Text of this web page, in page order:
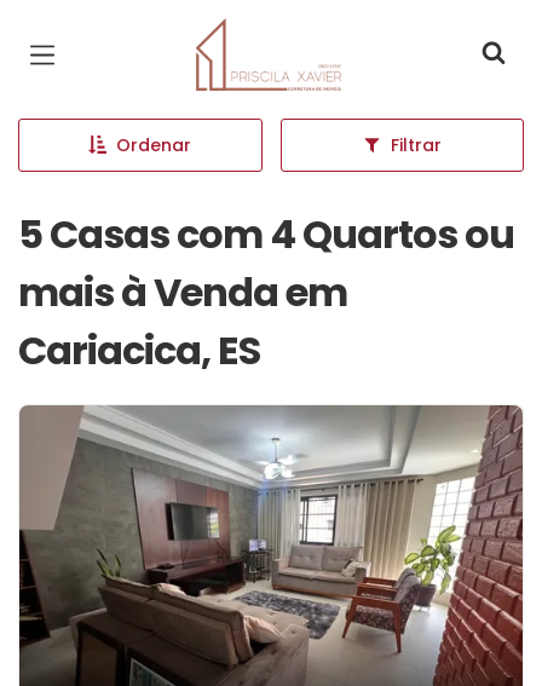
Página inicial
Ordenar Filtrar
5 Casas com 4 Quartos ou
mais à Venda em
Cariacica, ES